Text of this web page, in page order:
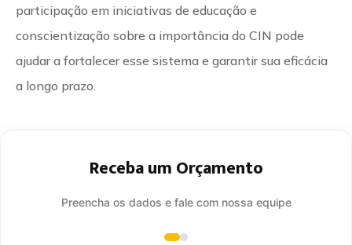
participação em iniciativas de educação e
conscientização sobre a importância do CIN pode
ajudar a fortalecer esse sistema e garantir sua eficácia
a longo prazo.
Receba um Orçamento
Preencha os dados e fale com nossa equipe